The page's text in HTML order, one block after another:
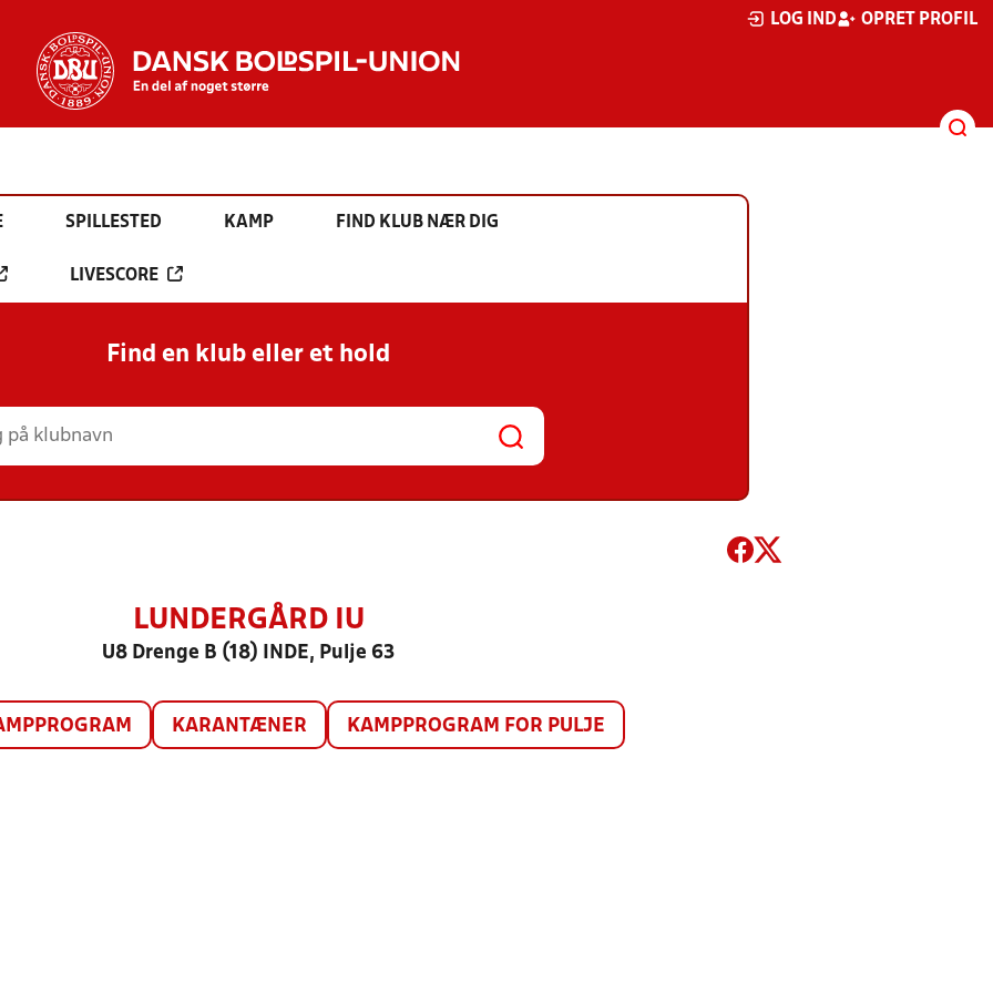
LOG IND OPRET PROFIL
SPILLESTED KAMP FIND KLUB NÆR DIG
LIVESCORE
Find en klub eller et hold
LUNDERGÅRD IU
U8 Drenge B (18) INDE, Pulje 63
KARANTÆNER KAMPPROGRAM FOR PULJE